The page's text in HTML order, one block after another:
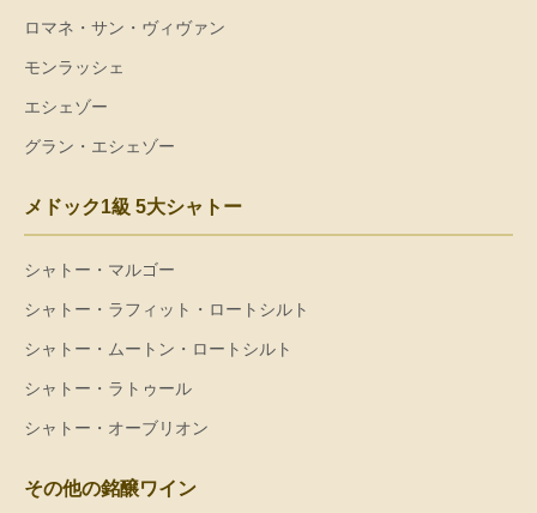
ロマネ・サン・ヴィヴァン
モンラッシェ
エシェゾー
グラン・エシェゾー
メドック1級 5大シャトー
シャトー・マルゴー
シャトー・ラフィット・ロートシルト
シャトー・ムートン・ロートシルト
シャトー・ラトゥール
シャトー・オーブリオン
その他の銘醸ワイン